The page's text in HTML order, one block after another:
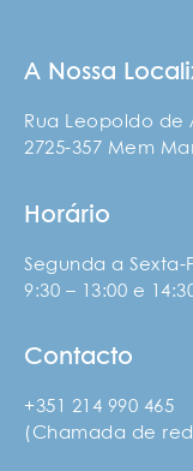
A Nossa
Rua Leopoldo de
2725-357 Mem
Horário
Segunda a Sexta-
9:30 – 13:00 e
Contacto
+351 214 990 465
(Chamada de